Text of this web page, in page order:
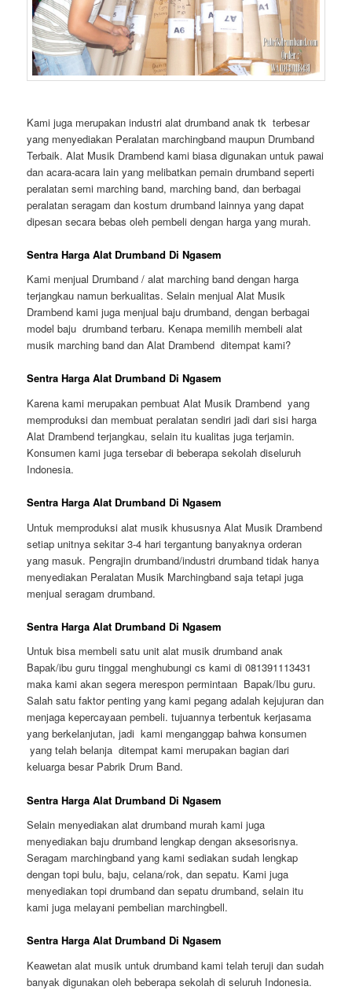
Kami juga merupakan industri alat drumband anak tk terbesar
yang menyediakan Peralatan marchingband maupun Drumband
Terbaik. Alat Musik Drambend kami biasa digunakan untuk pawai
dan acara-acara lain yang melibatkan pemain drumband seperti
peralatan semi marching band, marching band, dan berbagai
peralatan seragam dan kostum drumband lainnya yang dapat
dipesan secara bebas oleh pembeli dengan harga yang murah.
Sentra Harga Alat Drumband Di Ngasem
Kami menjual Drumband / alat marching band dengan harga
terjangkau namun berkualitas. Selain menjual Alat Musik
Drambend kami juga menjual baju drumband, dengan berbagai
model baju drumband terbaru. Kenapa memilih membeli alat
musik marching band dan Alat Drambend ditempat kami?
Sentra Harga Alat Drumband Di Ngasem
Karena kami merupakan pembuat Alat Musik Drambend yang
memproduksi dan membuat peralatan sendiri jadi dari sisi harga
Alat Drambend terjangkau, selain itu kualitas juga terjamin.
Konsumen kami juga tersebar di beberapa sekolah diseluruh
Indonesia.
Sentra Harga Alat Drumband Di Ngasem
Untuk memproduksi alat musik khususnya Alat Musik Drambend
setiap unitnya sekitar 3-4 hari tergantung banyaknya orderan
yang masuk. Pengrajin drumband/industri drumband tidak hanya
menyediakan Peralatan Musik Marchingband saja tetapi juga
menjual seragam drumband.
Sentra Harga Alat Drumband Di Ngasem
Untuk bisa membeli satu unit alat musik drumband anak
Bapak/ibu guru tinggal menghubungi cs kami di 081391113431
maka kami akan segera merespon permintaan Bapak/Ibu guru.
Salah satu faktor penting yang kami pegang adalah kejujuran dan
menjaga kepercayaan pembeli. tujuannya terbentuk kerjasama
yang berkelanjutan, jadi kami menganggap bahwa konsumen
yang telah belanja ditempat kami merupakan bagian dari
keluarga besar Pabrik Drum Band.
Sentra Harga Alat Drumband Di Ngasem
Selain menyediakan alat drumband murah kami juga
menyediakan baju drumband lengkap dengan aksesorisnya.
Seragam marchingband yang kami sediakan sudah lengkap
dengan topi bulu, baju, celana/rok, dan sepatu. Kami juga
menyediakan topi drumband dan sepatu drumband, selain itu
kami juga melayani pembelian marchingbell.
Sentra Harga Alat Drumband Di Ngasem
Keawetan alat musik untuk drumband kami telah teruji dan sudah
banyak digunakan oleh beberapa sekolah di seluruh Indonesia.